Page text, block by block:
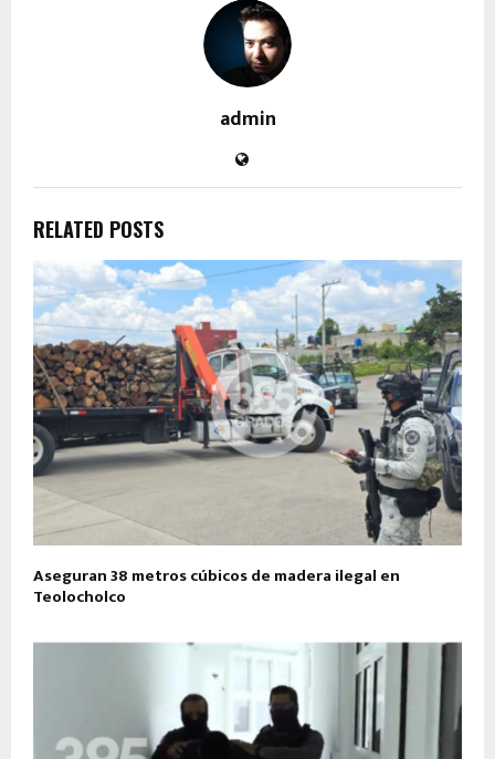
admin
RELATED POSTS
Aseguran 38 metros cúbicos de madera ilegal en
Teolocholco